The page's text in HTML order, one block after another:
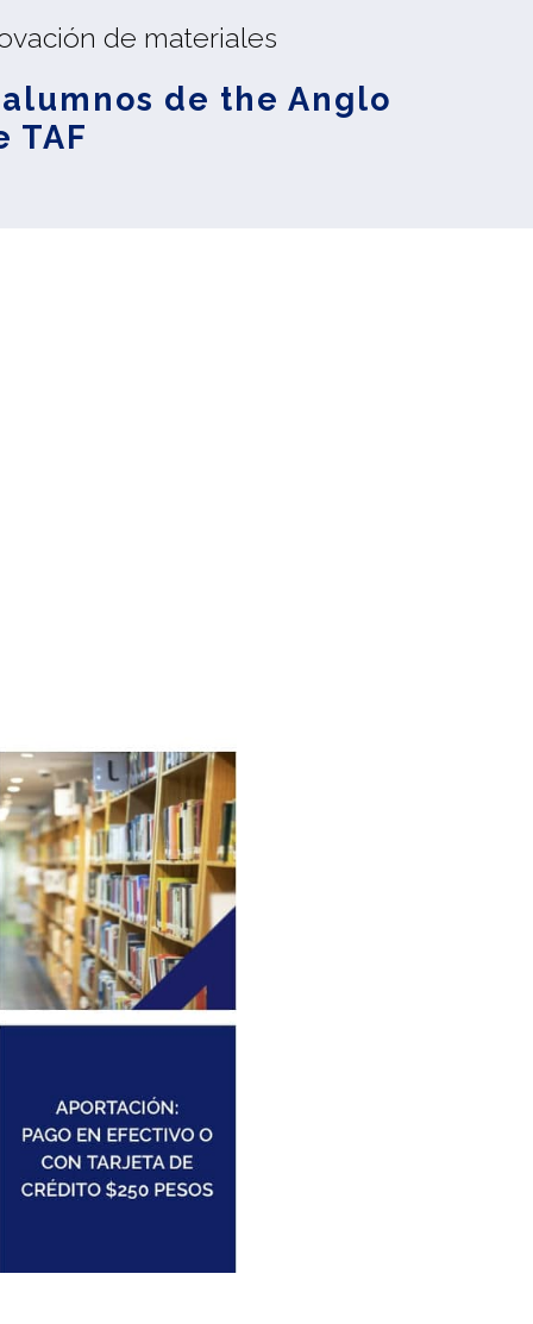
de materiales
de the Anglo
TAF